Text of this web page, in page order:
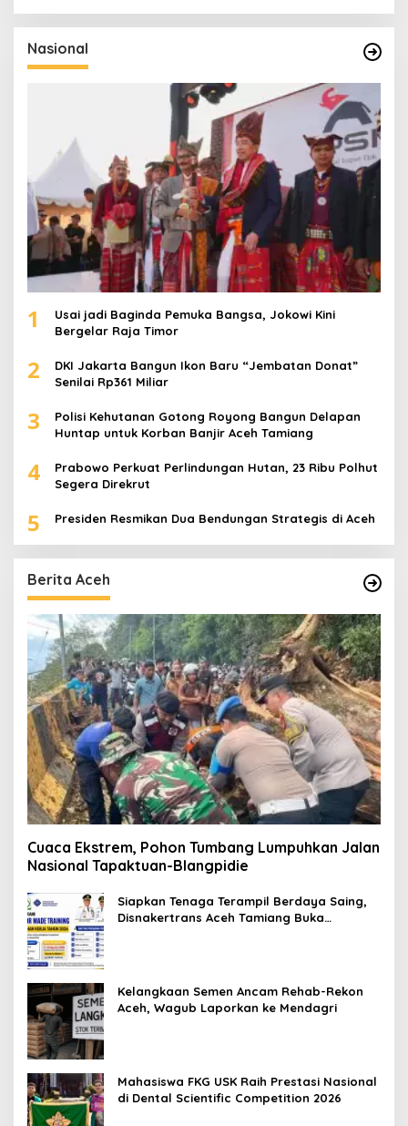
i
u
n
t
Nasional
1
Usai jadi Baginda Pemuka Bangsa, Jokowi Kini
Bergelar Raja Timor
2
DKI Jakarta Bangun Ikon Baru “Jembatan Donat”
Senilai Rp361 Miliar
3
Polisi Kehutanan Gotong Royong Bangun Delapan
Huntap untuk Korban Banjir Aceh Tamiang
4
Prabowo Perkuat Perlindungan Hutan, 23 Ribu Polhut
Segera Direkrut
5 Presiden Resmikan Dua Bendungan Strategis di Aceh
Berita Aceh
Cuaca Ekstrem, Pohon Tumbang Lumpuhkan Jalan
Nasional Tapaktuan-Blangpidie
Siapkan Tenaga Terampil Berdaya Saing,
Disnakertrans Aceh Tamiang Buka
Kelangkaan Semen Ancam Rehab-Rekon
Aceh, Wagub Laporkan ke Mendagri
Mahasiswa FKG USK Raih Prestasi Nasional
di Dental Scientific Competition 2026